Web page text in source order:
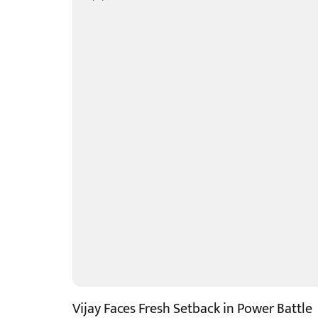
Vijay Faces Fresh Setback in Power Battle